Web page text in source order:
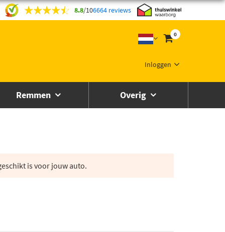
8.8/106664 reviews
0
Inloggen
Remmen Overig
is voor jouw auto.